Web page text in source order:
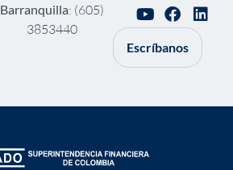
Barranquilla: (605)
3853440
Escríbanos